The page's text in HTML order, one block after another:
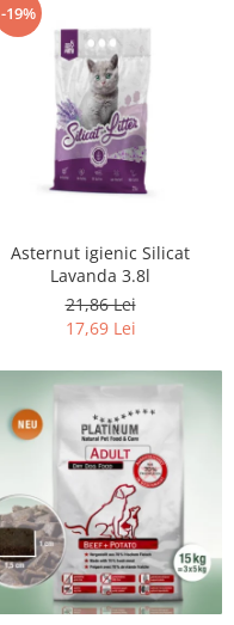
-19%
Asternut igienic Silicat
Lavanda 3.8l
21,86 Lei
17,69 Lei